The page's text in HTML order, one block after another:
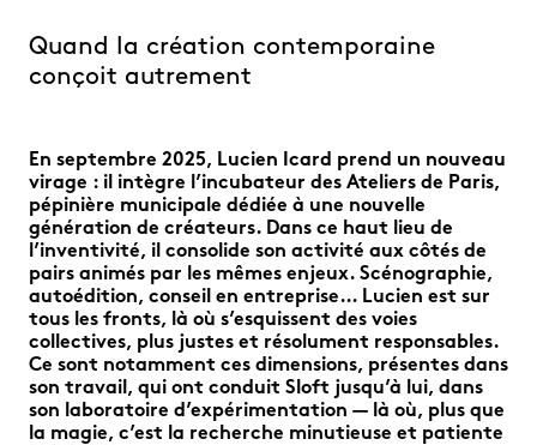
Quand la création contemporaine
conçoit autrement
En septembre 2025, Lucien Icard prend un nouveau
virage : il intègre l’incubateur des Ateliers de Paris,
pépinière municipale dédiée à une nouvelle
génération de créateurs. Dans ce haut lieu de
l’inventivité, il consolide son activité aux côtés de
pairs animés par les mêmes enjeux. Scénographie,
autoédition, conseil en entreprise… Lucien est sur
tous les fronts, là où s’esquissent des voies
collectives, plus justes et résolument responsables.
Ce sont notamment ces dimensions, présentes dans
son travail, qui ont conduit Sloft jusqu’à lui, dans
son laboratoire d’expérimentation — là où, plus que
la magie, c’est la recherche minutieuse et patiente